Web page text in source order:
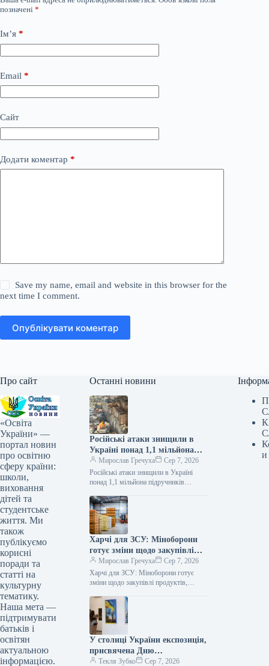
позначені *
Ім’я *
Email *
Сайт
Додати коментар *
Save my name, email and website in this browser for the
next time I comment.
Опублікувати коментар
Про сайт
«Освіта
України» —
портал новин
про освітню
сферу країни:
школи,
виховання
дітей та
студентське
життя. Ми
також
публікуємо
корисні
поради та
статті на
культурну
тематику.
Наша мета —
підтримувати
батьків і
освітян
актуальною
інформацією.
Останні новини
Російські атаки знищили в
Україні понад 1,1 мільйона
підручників
Мирослав Гречуха
Сер 7, 2026
Російські атаки знищили в Україні
понад 1,1 мільйона підручників
російські атаки знищено понад 1,1 млн
українських…
Харчі для ЗСУ: Міноборони
готує зміни щодо закупівлі
продуктів, логістики та
контролю якості
Мирослав Гречуха
Сер 7, 2026
Харчі для ЗСУ: Міноборони готує
зміни щодо закупівлі продуктів,
07.08.2026 19:00 Укрінформ
Міністерство оборони України та…
У столиці України експозиція,
присвячена Дню
Незалежності
Текля Зубко Сер 7, 2026
и